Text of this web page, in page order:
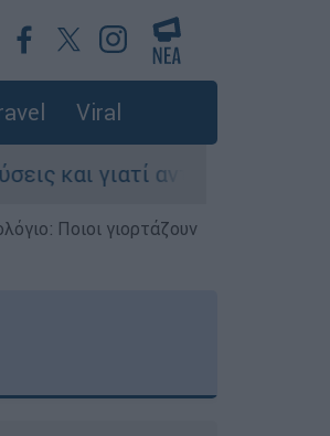
Viral
οι ΗΠΑ
Ποιοι γιορτάζουν